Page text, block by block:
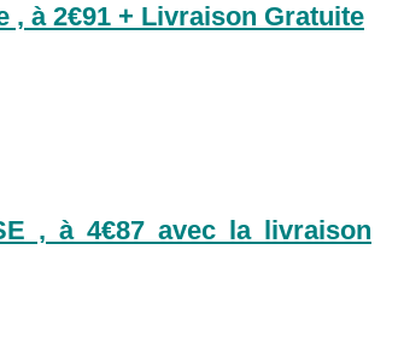
, à 2€91 + Livraison Gratuite
, à 4€87 avec la livraison